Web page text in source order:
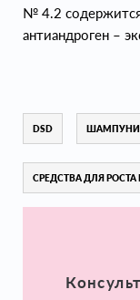
№ 4.2
антиандроген –
DSD ШАМПУНИ
СРЕДСТВА ДЛЯ